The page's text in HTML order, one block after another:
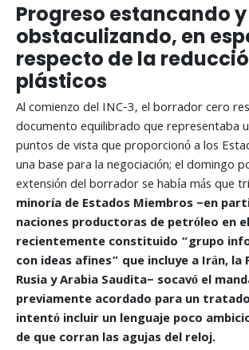
Progreso estancando y
obstaculizando, en
respecto de la
plásticos
Al comienzo del INC-3, el borrador cero
documento equilibrado que representaba
puntos de vista que proporcionó a los
una base para la negociación; el domingo
extensión del borrador se había más que
minoría de Estados Miembros –en
naciones productoras de petróleo en el
recientemente constituido “grupo
con ideas afines” que incluye a Irán, la
Rusia y Arabia Saudita– socavó el
previamente acordado para un
intentó incluir un lenguaje poco
de que corran las agujas del reloj.